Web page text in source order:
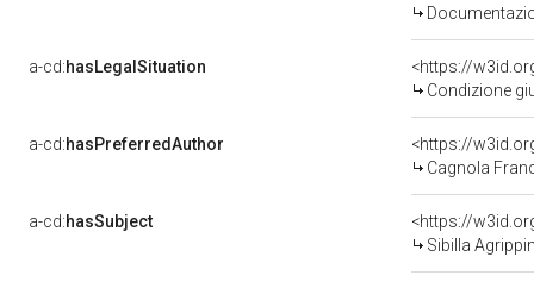
a-cd:hasLegalSituation
Condizione
a-cd:hasPreferredAuthor
<https://
Cagnola
a-cd:hasSubject
<https://
Sibilla